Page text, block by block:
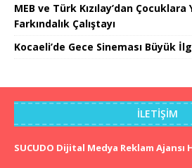
MEB ve Türk Kızılay’dan
Farkındalık Çalıştayı
Kocaeli’de Gece Sineması Büyük
İLETIŞIM
SUCUDO Dijital Medya Reklam